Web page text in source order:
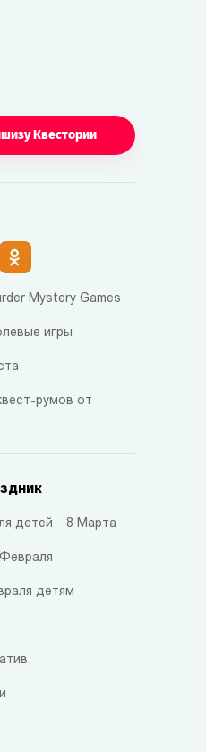
Квестории
Mystery Games
игры
румов от
детей 8 Марта
детям